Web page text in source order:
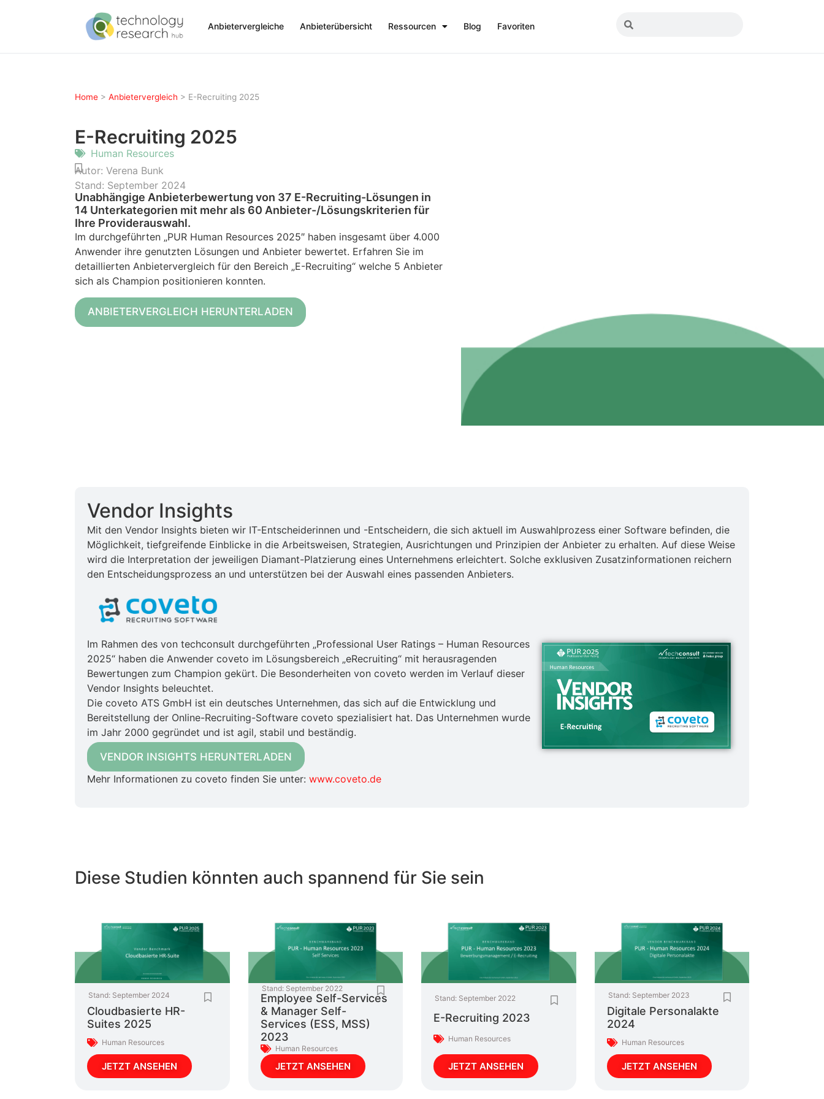
Anbietervergleiche Anbieterübersicht Ressourcen Blog Favoriten
Home > Anbietervergleich > E-Recruiting 2025
E-Recruiting 2025
Human Resources
Autor: Verena Bunk
Stand: September 2024
Unabhängige Anbieterbewertung von 37 E-Recruiting-Lösungen in
14 Unterkategorien mit mehr als 60 Anbieter-/Lösungskriterien für
Ihre Providerauswahl.
Im durchgeführten „PUR Human Resources 2025″ haben insgesamt über 4.000
Anwender ihre genutzten Lösungen und Anbieter bewertet. Erfahren Sie im
detaillierten Anbietervergleich für den Bereich „E-Recruiting“ welche 5 Anbieter
sich als Champion positionieren konnten.
ANBIETERVERGLEICH HERUNTERLADEN
Vendor Insights
Mit den Vendor Insights bieten wir IT-Entscheiderinnen und -Entscheidern, die sich aktuell im Auswahlprozess einer Software befinden, die
Möglichkeit, tiefgreifende Einblicke in die Arbeitsweisen, Strategien, Ausrichtungen und Prinzipien der Anbieter zu erhalten. Auf diese Weise
wird die Interpretation der jeweiligen Diamant-Platzierung eines Unternehmens erleichtert. Solche exklusiven Zusatzinformationen reichern
den Entscheidungsprozess an und unterstützen bei der Auswahl eines passenden Anbieters.
Im Rahmen des von techconsult durchgeführten „Professional User Ratings – Human Resources
2025“ haben die Anwender coveto im Lösungsbereich „eRecruiting“ mit herausragenden
Bewertungen zum Champion gekürt. Die Besonderheiten von coveto werden im Verlauf dieser
Vendor Insights beleuchtet.
Die coveto ATS GmbH ist ein deutsches Unternehmen, das sich auf die Entwicklung und
Bereitstellung der Online-Recruiting-Software coveto spezialisiert hat. Das Unternehmen wurde
im Jahr 2000 gegründet und ist agil, stabil und beständig.
VENDOR INSIGHTS HERUNTERLADEN
Mehr Informationen zu coveto finden Sie unter: www.coveto.de
Diese Studien könnten auch spannend für Sie sein
Stand: September 2024
Cloudbasierte HR-
Suites 2025
Human Resources
JETZT ANSEHEN
Stand: September 2022
Employee Self-Services
& Manager Self-
Services (ESS, MSS)
2023
Human Resources
JETZT ANSEHEN
Stand: September 2022
E-Recruiting 2023
Human Resources
JETZT ANSEHEN
Stand: September 2023
Digitale Personalakte
2024
Human Resources
JETZT ANSEHEN